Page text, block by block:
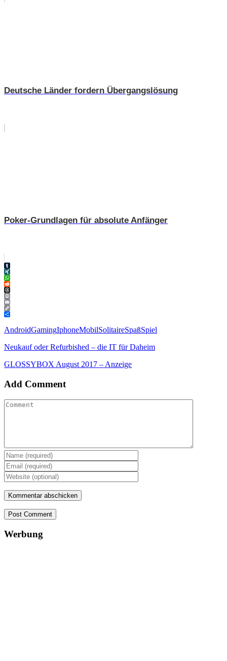
Deutsche Länder fordern Übergangslösung
Poker-Grundlagen für absolute Anfänger
Tumblr
XING
WhatsApp
Reddit
Threads
Print
Email
Copy
Link
Teilen
AndroidGamingIphoneMobilSolitaireSpaßSpiel
Neukauf oder Refurbished – die IT für Daheim
GLOSSYBOX August 2017 – Anzeige
Add Comment
Post Comment
Werbung